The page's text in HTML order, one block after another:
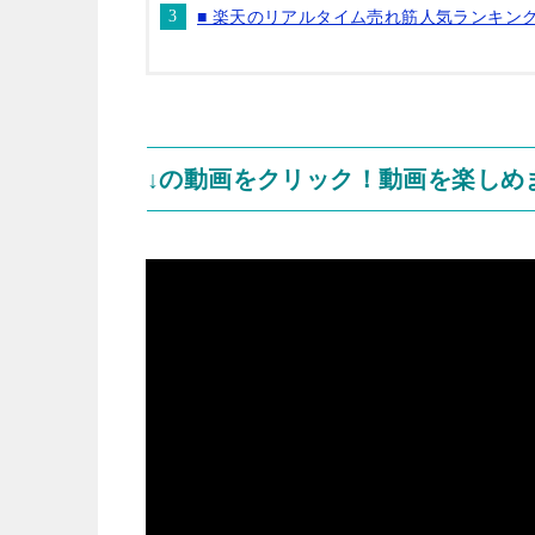
■ 楽天のリアルタイム売れ筋人気ランキン
↓の動画をクリック！動画を楽しめ